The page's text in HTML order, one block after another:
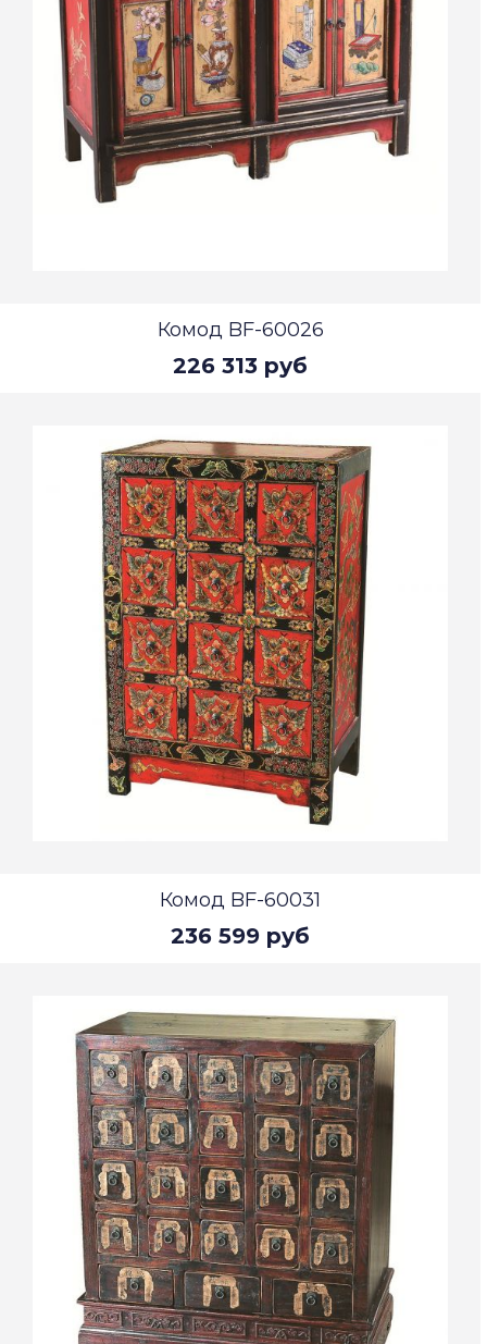
Комод BF-60026
226 313 руб
Комод BF-60031
236 599 руб